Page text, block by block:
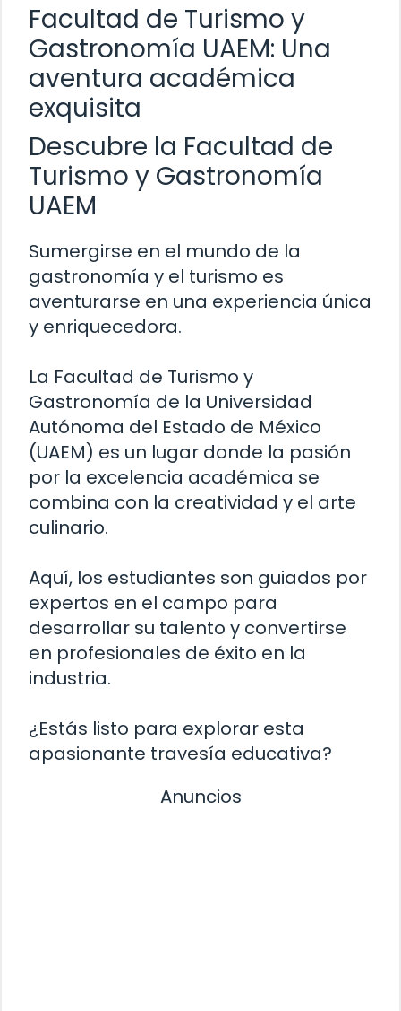
Facultad de Turismo y
Gastronomía UAEM: Una
aventura académica
exquisita
Descubre la Facultad de
Turismo y Gastronomía
UAEM
Sumergirse en el mundo de la
gastronomía y el turismo es
aventurarse en una experiencia única
y enriquecedora.
La Facultad de Turismo y
Gastronomía de la Universidad
Autónoma del Estado de México
(UAEM) es un lugar donde la pasión
por la excelencia académica se
combina con la creatividad y el arte
culinario.
Aquí, los estudiantes son guiados por
expertos en el campo para
desarrollar su talento y convertirse
en profesionales de éxito en la
industria.
¿Estás listo para explorar esta
apasionante travesía educativa?
Anuncios